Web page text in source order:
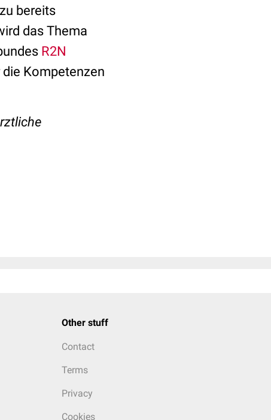
bereits
das Thema
R2N
Kompetenzen
Other stuff
Contact
Terms
Privacy
Cookies